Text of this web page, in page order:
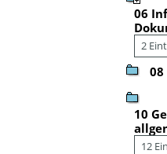
06
2
10
12